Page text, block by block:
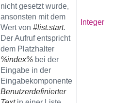
nicht gesetzt wurde,
ansonsten mit dem
Wert von #list.start.
Der Aufruf entspricht
dem Platzhalter
%index% bei der
Eingabe in der
Eingabekomponente
Benutzerdefinierter
Integer